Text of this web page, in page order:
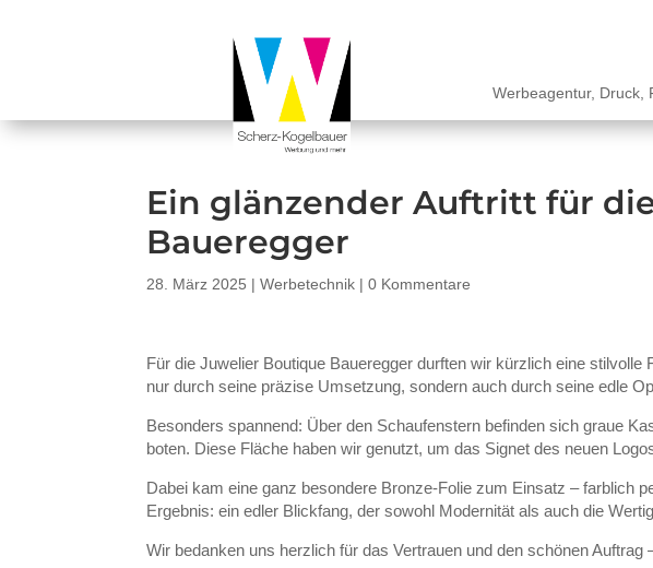
Werbeagentur, Druck,
Ein glänzender Auftritt für
Baueregger
28. März 2025 |Werbetechnik |0 Kommentare
Für die Juwelier Boutique Baueregger durften wir kürzlich eine
nur durch seine präzise Umsetzung, sondern auch durch seine edle
Besonders spannend: Über den Schaufenstern befinden sich graue
boten. Diese Fläche haben wir genutzt, um das Signet des neuen
Dabei kam eine ganz besondere Bronze-Folie zum Einsatz – farblich
Ergebnis: ein edler Blickfang, der sowohl Modernität als auch die
Wir bedanken uns herzlich für das Vertrauen und den schönen Auftrag